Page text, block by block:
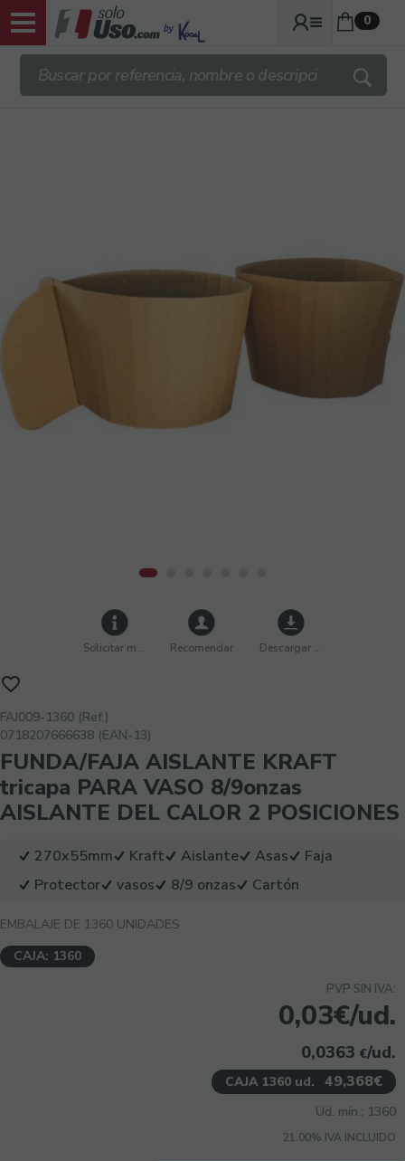
0
Solicitar más info Recomendar Descargar imágenes
FAJ009-1360 (Ref.)
0718207666638 (EAN-13)
FUNDA/FAJA AISLANTE KRAFT
tricapa PARA VASO 8/9onzas
AISLANTE DEL CALOR 2 POSICIONES
270x55mm Kraft Aislante Asas
Faja
Protector
vasos 8/9 onzas Cartón
EMBALAJE DE 1360 UNIDADES
CAJA: 1360
PVP SIN IVA:
0,03€/ud.
0,0363 €/ud.
CAJA 1360 ud. 49,368€
Ud. mín.: 1360
21.00% IVA INCLUIDO